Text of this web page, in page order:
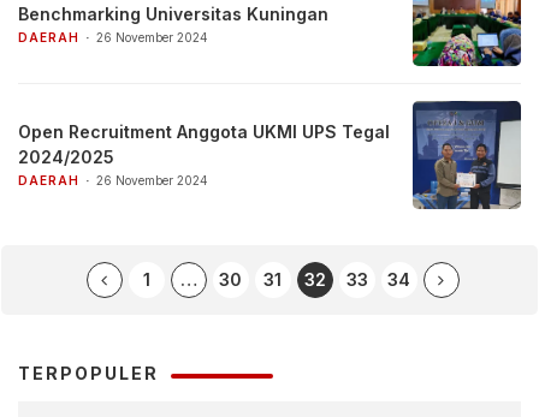
Benchmarking Universitas Kuningan
DAERAH 26 November 2024
Open Recruitment Anggota UKMI UPS Tegal
2024/2025
DAERAH 26 November 2024
1 … 30 31 32 33 34
TERPOPULER